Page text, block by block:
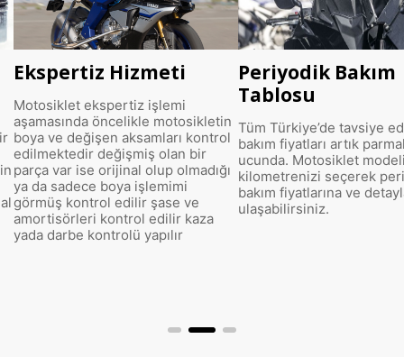
Ekspertiz Hizmeti
Motosiklet ekspertiz işlemi
aşamasında öncelikle motosikletin
boya ve değişen aksamları kontrol
edilmektedir değişmiş olan bir
parça var ise orijinal olup olmadığı
ya da sadece boya işlemimi
görmüş kontrol edilir şase ve
amortisörleri kontrol edilir kaza
yada darbe kontrolü yapılır
Periyodik Bakım
Tablosu
Tüm Türkiye’de tavsiye
bakım fiyatları artık
ucunda. Motosiklet
kilometrenizi seçerek
bakım fiyatlarına ve
ulaşabilirsiniz.